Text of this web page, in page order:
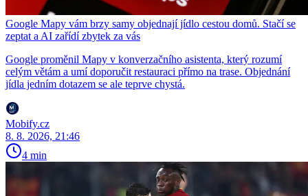
Google Mapy vám brzy samy objednají jídlo cestou domů. Stačí se
zeptat a AI zařídí zbytek za vás
Google proměnil Mapy v konverzačního asistenta, který rozumí
celým větám a umí doporučit restauraci přímo na trase. Objednání
jídla jedním dotazem se ale teprve chystá.
Mobify.cz
8. 8. 2026, 21:46
4 min